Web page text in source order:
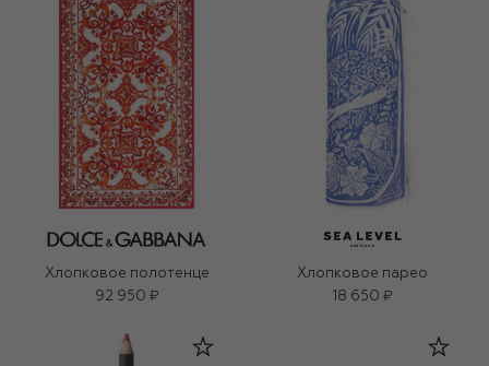
Хлопковое полотенце
92 950 ₽
Хлопковое парео
18 650 ₽